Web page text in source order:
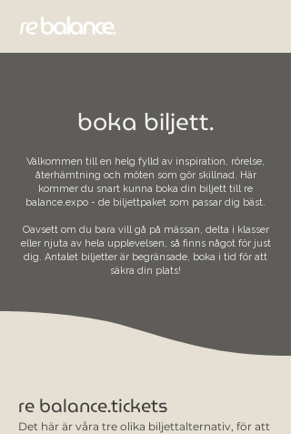
boka biljett.
Välkommen till en helg fylld av inspiration, rörelse,
återhämtning och möten som gör skillnad. Här
kommer du snart kunna boka din biljett till re
balance.expo - de biljettpaket som passar dig bäst.
Oavsett om du bara vill gå på mässan, delta i klasser
eller njuta av hela upplevelsen, så finns något för just
dig. Antalet biljetter är begränsade, boka i tid för att
säkra din plats!
re balance.tickets
Det här är våra tre olika biljettalternativ, för att